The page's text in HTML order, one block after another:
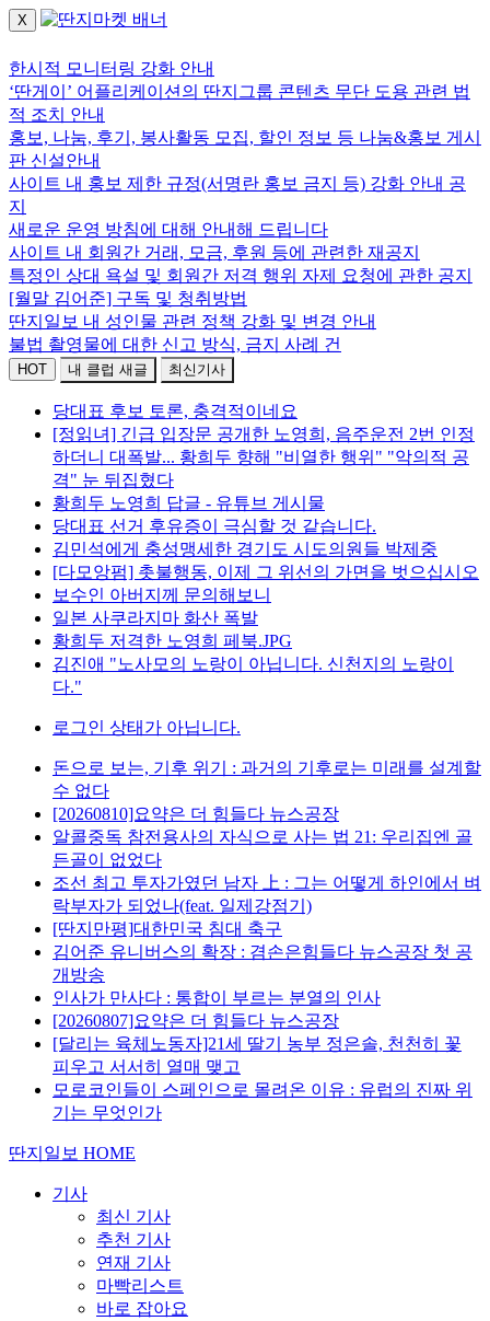
X
한시적 모니터링 강화 안내
‘딴게이’ 어플리케이션의 딴지그룹 콘텐츠 무단 도용 관련 법
적 조치 안내
홍보, 나눔, 후기, 봉사활동 모집, 할인 정보 등 나눔&홍보 게시
판 신설안내
사이트 내 홍보 제한 규정(서명란 홍보 금지 등) 강화 안내 공
지
새로운 운영 방침에 대해 안내해 드립니다
사이트 내 회원간 거래, 모금, 후원 등에 관련한 재공지
특정인 상대 욕설 및 회원간 저격 행위 자제 요청에 관한 공지
[월말 김어준] 구독 및 청취방법
딴지일보 내 성인물 관련 정책 강화 및 변경 안내
불법 촬영물에 대한 신고 방식, 금지 사례 건
HOT 내 클럽 새글 최신기사
당대표 후보 토론, 충격적이네요
[정읽녀] 긴급 입장문 공개한 노영희, 음주운전 2번 인정
하더니 대폭발... 황희두 향해 "비열한 행위" "악의적 공
격" 눈 뒤집혔다
황희두 노영희 답글 - 유튜브 게시물
당대표 선거 후유증이 극심할 것 같습니다.
김민석에게 충성맹세한 경기도 시도의원들 박제중
[다모앙펌] 촛불행동, 이제 그 위선의 가면을 벗으십시오
보수인 아버지께 문의해보니
일본 사쿠라지마 화산 폭발
황희두 저격한 노영희 페북.JPG
김진애 "노사모의 노랑이 아닙니다. 신천지의 노랑이
다."
로그인 상태가 아닙니다.
돈으로 보는, 기후 위기 : 과거의 기후로는 미래를 설계할
수 없다
[20260810]요약은 더 힘들다 뉴스공장
알콜중독 참전용사의 자식으로 사는 법 21: 우리집엔 골
든골이 없었다
조선 최고 투자가였던 남자 上 : 그는 어떻게 하인에서 벼
락부자가 되었나(feat. 일제강점기)
[딴지만평]대한민국 침대 축구
김어준 유니버스의 확장 : 겸손은힘들다 뉴스공장 첫 공
개방송
인사가 만사다 : 통합이 부르는 분열의 인사
[20260807]요약은 더 힘들다 뉴스공장
[달리는 육체노동자]21세 딸기 농부 정은솔, 천천히 꽃
피우고 서서히 열매 맺고
모로코인들이 스페인으로 몰려온 이유 : 유럽의 진짜 위
기는 무엇인가
딴지일보 HOME
기사
최신 기사
추천 기사
연재 기사
마빡리스트
바로 잡아요